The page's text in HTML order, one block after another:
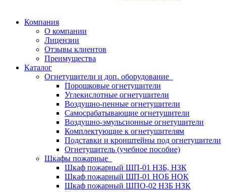
Компания
О компании
Лицензии
Отзывы клиентов
Преимущества
Каталог
Огнетушители и доп. оборудование
Порошковые огнетушители
Углекислотные огнетушители
Воздушно-пенные огнетушители
Самосрабатывающие огнетушители
Воздушно-эмульсионные огнетушители
Комплектующие к огнетушителям
Подставки и кронштейны под огнетушители
Огнетушитель (учебное пособие)
Шкафы пожарные
Шкаф пожарный ШП-01 НЗБ, НЗК
Шкаф пожарный ШП-01 НОБ НОК
Шкаф пожарный ШПО-02 НЗБ НЗК